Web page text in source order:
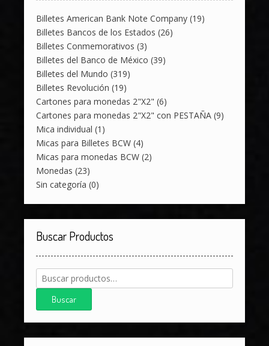
Billetes American Bank Note Company (19)
Billetes Bancos de los Estados (26)
Billetes Conmemorativos (3)
Billetes del Banco de México (39)
Billetes del Mundo (319)
Billetes Revolución (19)
Cartones para monedas 2"X2" (6)
Cartones para monedas 2"X2" con PESTAÑA (9)
Mica individual (1)
Micas para Billetes BCW (4)
Micas para monedas BCW (2)
Monedas (23)
Sin categoría (0)
Buscar Productos
Buscar
por:
Buscar